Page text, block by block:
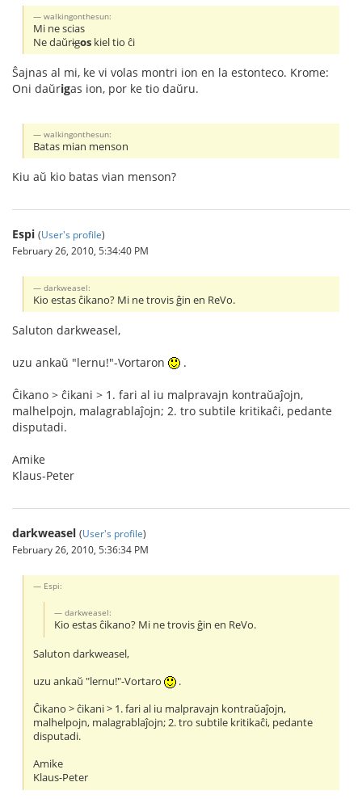
walkingonthesun:
Mi ne scias
Ne daŭrigos kiel tio ĉi
Ŝajnas al mi, ke vi volas montri ion en la estonteco. Krome:
Oni daŭrigas ion, por ke tio daŭru.
walkingonthesun:
Batas mian menson
Kiu aŭ kio batas vian menson?
Espi (User's profile)
February 26, 2010, 5:34:40 PM
darkweasel:
Kio estas ĉikano? Mi ne trovis ĝin en ReVo.
Saluton darkweasel,
uzu ankaŭ "lernu!"-Vortaron .
Ĉikano > ĉikani > 1. fari al iu malpravajn kontraŭaĵojn,
malhelpojn, malagrablaĵojn; 2. tro subtile kritikaĉi, pedante
disputadi.
Amike
Klaus-Peter
darkweasel (User's profile)
February 26, 2010, 5:36:34 PM
Espi:
darkweasel:
Kio estas ĉikano? Mi ne trovis ĝin en ReVo.
Saluton darkweasel,
uzu ankaŭ "lernu!"-Vortaro
.
Ĉikano > ĉikani > 1. fari al iu malpravajn kontraŭaĵojn,
malhelpojn, malagrablaĵojn; 2. tro subtile kritikaĉi, pedante
disputadi.
Amike
Klaus-Peter